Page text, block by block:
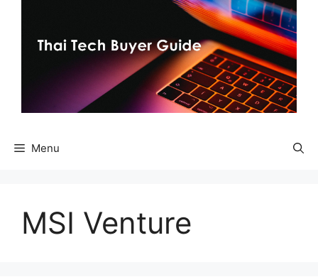
Menu
MSI Venture